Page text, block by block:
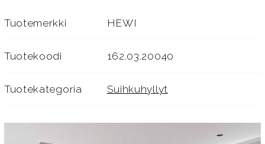
Tuotemerkki HEWI
Tuotekoodi 162.03.20040
Tuotekategoria Suihkuhyllyt